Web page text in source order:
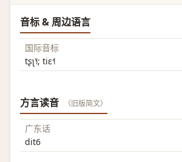
音标 & 周边语言
国际音标
tʂʅ˥˧; tiɛ˧˥
方言读音 （旧版简文）
广东话
dit6